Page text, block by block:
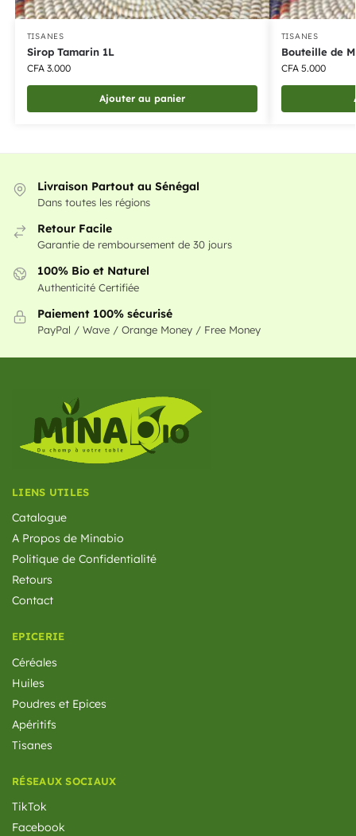
TISANES
Sirop Tamarin 1L
CFA3.000
Ajouter au panier
TISANES
Bouteille de
CFA5.000
Livraison Partout au Sénégal
Dans toutes les régions
Retour Facile
Garantie de remboursement de 30 jours
100% Bio et Naturel
Authenticité Certifiée
Paiement 100% sécurisé
PayPal / Wave / Orange Money / Free Money
LIENS UTILES
Catalogue
A Propos de Minabio
Politique de Confidentialité
Retours
Contact
EPICERIE
Céréales
Huiles
Poudres et Epices
Apéritifs
Tisanes
RÉSEAUX SOCIAUX
TikTok
Facebook